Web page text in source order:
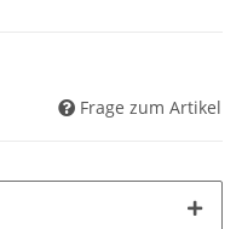
Frage zum Artikel